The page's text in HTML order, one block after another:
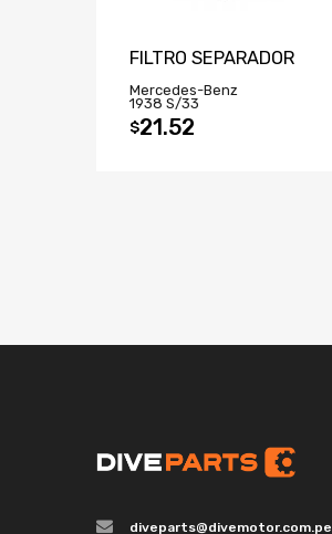
FILTRO SEPARADOR
Mercedes-Benz
1938 S/33
$21.52
diveparts@divemotor.com.pe